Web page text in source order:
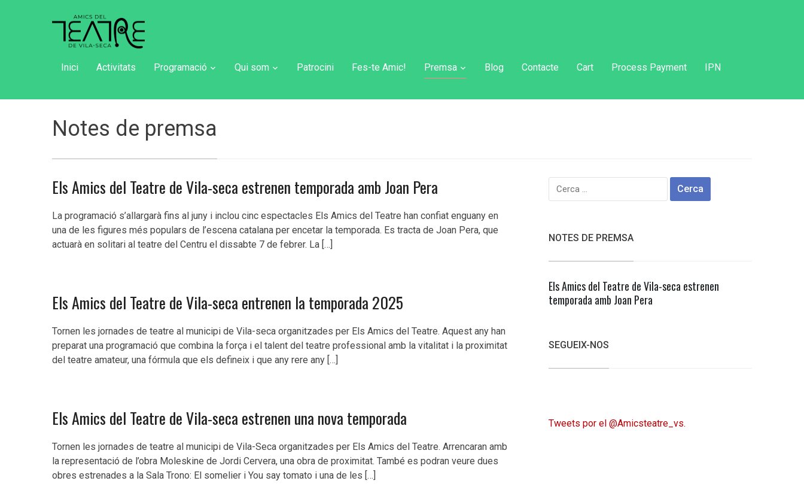
Inici Activitats Programació Qui som Patrocini Fes-te Amic! Premsa Blog Contacte Cart Process Payment IPN
Notes de premsa
Els Amics del Teatre de Vila-seca estrenen temporada amb Joan Pera
La programació s’allargarà fins al juny i inclou cinc espectacles Els Amics del Teatre han confiat enguany en
una de les figures més populars de l’escena catalana per encetar la temporada. Es tracta de Joan Pera, que
actuarà en solitari al teatre del Centru el dissabte 7 de febrer. La […]
Els Amics del Teatre de Vila-seca entrenen la temporada 2025
Tornen les jornades de teatre al municipi de Vila-seca organitzades per Els Amics del Teatre. Aquest any han
preparat una programació que combina la força i el talent del teatre professional amb la vitalitat i la proximitat
del teatre amateur, una fórmula que els defineix i que any rere any […]
Els Amics del Teatre de Vila-seca estrenen una nova temporada
Tornen les jornades de teatre al municipi de Vila-Seca organitzades per Els Amics del Teatre. Arrencaran amb
la representació de l’obra Moleskine de Jordi Cervera, una obra de proximitat. També es podran veure dues
obres estrenades a la Sala Trono: El somelier i You say tomato i una de les […]
Cerca:
NOTES DE PREMSA
Els Amics del Teatre de Vila-seca estrenen
temporada amb Joan Pera
SEGUEIX-NOS
Tweets por el @Amicsteatre_vs.